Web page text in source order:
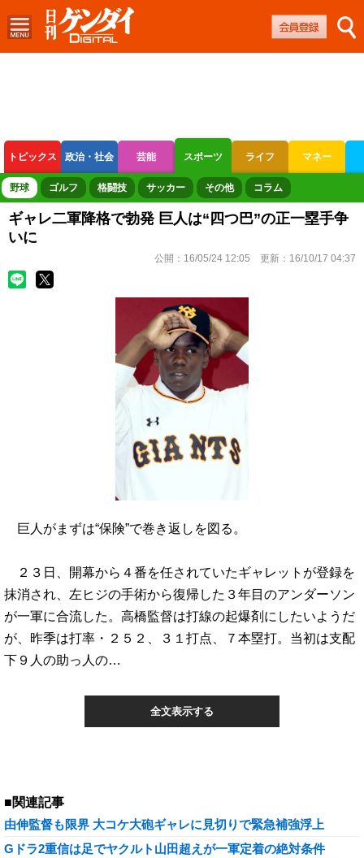
トピックス 政治・社会 芸能 スポーツ ライフ マネー
ボートレース 競輪 オートレース
野球 ゴルフ 格闘技 サッカー その他 コラム
ギャレ二軍降格で勃発 巨人は“四つ巴”の正一塁手争
いに
公開： 16/05/24 12:05 更新： 16/10/17 04:37
巨人がまずは“保険”で巻き返しを図る。
２３日、開幕から４番を任されていたギャレットが登録を
抹消され、左ヒジの手術から復帰した３年目のアンダーソン
が一軍に合流した。高橋監督は打線の起爆剤にしたいようだ
が、昨季は打率・２５２、３１打点、７本塁打。当初は支配
下９人の助っ人の…
全文表示する
■関連記事
由伸監督も限界 大コケ大砲ギャレに見切りで緊急補強浮上
Gドラ2重信は足でヤクルト山田超えが一軍定着の絶対条件